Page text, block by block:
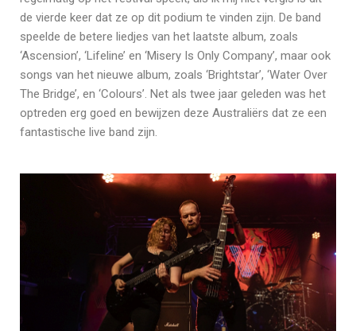
de vierde keer dat ze op dit podium te vinden zijn. De band
speelde de betere liedjes van het laatste album, zoals
‘Ascension’, ‘Lifeline’ en ‘Misery Is Only Company’, maar ook
songs van het nieuwe album, zoals ‘Brightstar’, ‘Water Over
The Bridge’, en ‘Colours’. Net als twee jaar geleden was het
optreden erg goed en bewijzen deze Australiërs dat ze een
fantastische live band zijn.